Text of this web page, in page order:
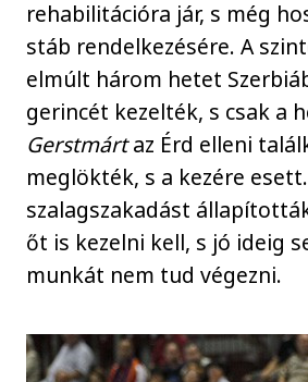
rehabilitációra jár, s még
stáb rendelkezésére. A
elmúlt három hetet
gerincét kezelték, s csak a
Gerstmártaz Érd elleni
meglökték, s a kezére
szalagszakadást
őt is kezelni kell, s jó ideig
munkát nem tud végezni.